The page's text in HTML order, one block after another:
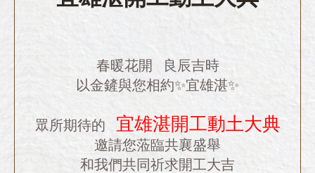
春暖花開 良辰吉時
以金鏟與您相約✨宜雄湛✨
眾所期待的 宜雄湛開工動土大典
邀請您蒞臨共襄盛舉
和我們共同祈求開工大吉